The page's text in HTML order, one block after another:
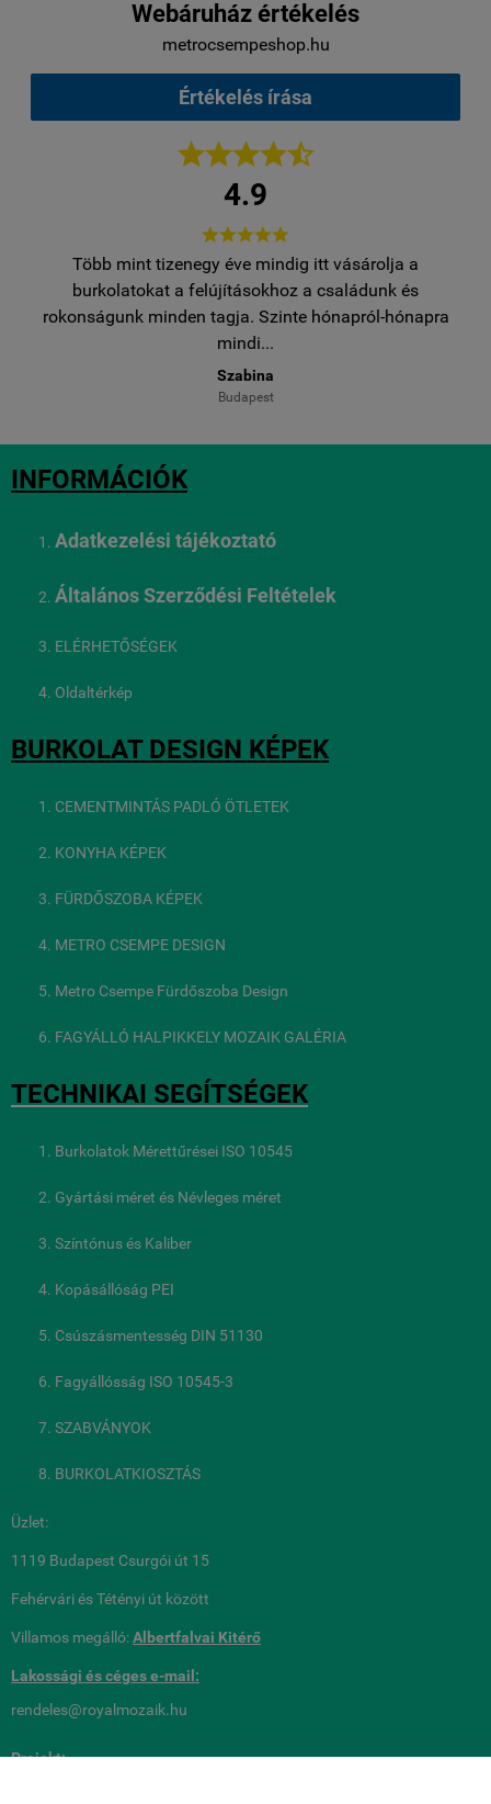
Webáruház értékelés
metrocsempeshop.hu
Értékelés írása

4.9

Több mint tizenegy éve mindig itt vásárolja a
burkolatokat a felújításokhoz a családunk és
rokonságunk minden tagja. Szinte hónapról-hónapra
mindi...
Szabina
Budapest
INFORMÁCIÓK
Adatkezelési tájékoztató
Általános Szerződési Feltételek
ELÉRHETŐSÉGEK
Oldaltérkép
BURKOLAT DESIGN KÉPEK
CEMENTMINTÁS PADLÓ ÖTLETEK
KONYHA KÉPEK
FÜRDŐSZOBA KÉPEK
METRO CSEMPE DESIGN
Metro Csempe Fürdőszoba Design
FAGYÁLLÓ HALPIKKELY MOZAIK GALÉRIA
TECHNIKAI SEGÍTSÉGEK
Burkolatok Mérettűrései ISO 10545
Gyártási méret és Névleges méret
Színtónus és Kaliber
Kopásállóság PEI
Csúszásmentesség DIN 51130
Fagyállósság ISO 10545-3
SZABVÁNYOK
BURKOLATKIOSZTÁS
Üzlet:
1119 Budapest Csurgói út 15
Fehérvári és Tétényi út között
Villamos megálló:Albertfalvai Kitérő
Lakossági és cégese-mail:
rendeles@royalmozaik.hu
Projekt: